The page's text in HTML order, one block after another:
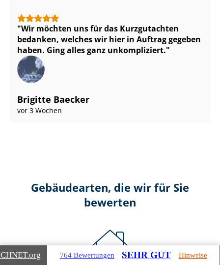
Wir möchten uns für das Kurzgutachten
bedanken, welches wir hier in Auftrag gegeben
haben. Ging alles ganz unkompliziert.
Brigitte Baecker
vor 3 Wochen
Gebäudearten, die wir für Sie
bewerten
.org 764 Bewertungen SEHR GUT Hinweise